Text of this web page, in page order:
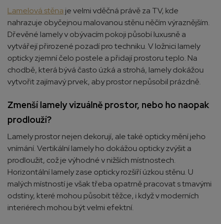
Lamelová stěna je velmi vděčná právě za TV, kde
nahrazuje obyčejnou malovanou stěnu něčím výraznějším.
Dřevěné lamely v obývacím pokoji působí luxusně a
vytvářejí přirozené pozadí pro techniku. V ložnici lamely
opticky zjemní čelo postele a přidají prostoru teplo. Na
chodbě, která bývá často úzká a strohá, lamely dokážou
vytvořit zajímavý prvek, aby prostor nepůsobil prázdně.
Zmenší lamely vizuálně prostor, nebo ho naopak
prodlouží?
Lamely prostor nejen dekorují, ale také opticky mění jeho
vnímání. Vertikální lamely ho dokážou opticky zvýšit a
prodloužit, což je výhodné v nižších místnostech.
Horizontální lamely zase opticky rozšíří úzkou stěnu. U
malých místností je však třeba opatrně pracovat s tmavými
odstíny, které mohou působit těžce, i když v moderních
interiérech mohou být velmi efektní.